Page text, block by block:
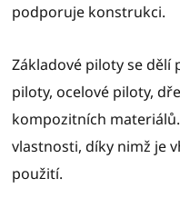
podporuje konstrukci.
Základové piloty se
piloty, ocelové piloty,
kompozitních
vlastnosti, díky nimž je
použití.